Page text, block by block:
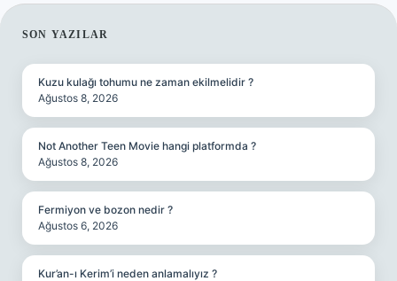
SIDEBAR
SON YAZILAR
Kuzu kulağı tohumu ne zaman ekilmelidir ?
Ağustos 8, 2026
Not Another Teen Movie hangi platformda ?
Ağustos 8, 2026
Fermiyon ve bozon nedir ?
Ağustos 6, 2026
Kur’an-ı Kerim’i neden anlamalıyız ?